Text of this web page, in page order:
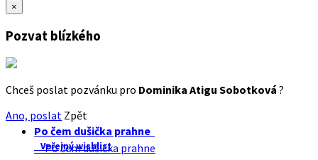
×
Pozvat blízkého
Chceš poslat pozvánku pro Dominika Atigu Sobotková ?
Ano, poslat Zpět
Po čem dušička prahne
Veřejný wishlist
Po čem dušička prahne